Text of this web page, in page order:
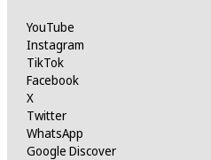
YouTube
Instagram
TikTok
Facebook
X
Twitter
WhatsApp
Google Discover